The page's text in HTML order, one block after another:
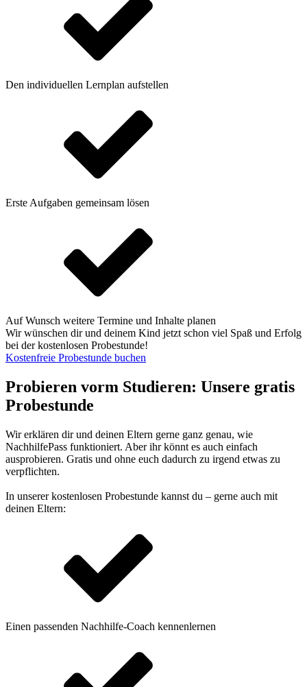
Den individuellen Lernplan aufstellen
Erste Aufgaben gemeinsam lösen
Auf Wunsch weitere Termine und Inhalte planen
Wir wünschen dir und deinem Kind jetzt schon viel Spaß und Erfolg
bei der kostenlosen Probestunde!
Kostenfreie Probestunde buchen
Probieren vorm Studieren: Unsere gratis
Probestunde
Wir erklären dir und deinen Eltern gerne ganz genau, wie
NachhilfePass funktioniert. Aber ihr könnt es auch einfach
ausprobieren. Gratis und ohne euch dadurch zu irgend etwas zu
verpflichten.
In unserer kostenlosen Probestunde kannst du – gerne auch mit
deinen Eltern:
Einen passenden Nachhilfe-Coach kennenlernen